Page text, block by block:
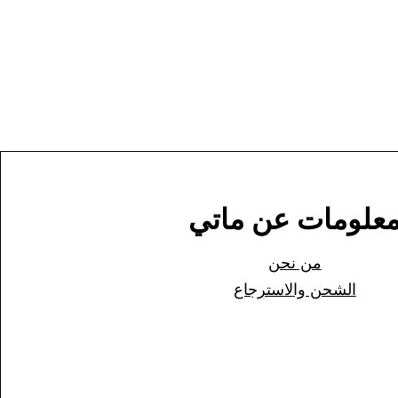
عن ماتي
من نحن
الشحن والاسترجاع